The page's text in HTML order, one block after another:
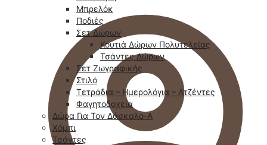
Μπρελόκ
Ποδιές
Σετ Δώρων
Κουτιά Δώρων Πολυτελείας
Τσάντες Δώρων
Σετ Ζωγραφικής
Στιλό
Τετράδια – Ημερολόγια – Ατζέντες
Φαγητοδοχεία
Δώρα Για Τον Δάσκαλο-Α
Χόμπι
Τσάντες